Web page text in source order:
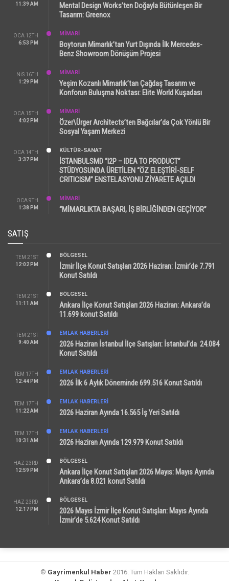
11:39 AM
Mental Design Works’ten Doğayla Bütünleşen Bir
Tasarım: Greenox
OCA 12TH
6:53 PM
MİMARİ
Boytorun Mimarlık’tan Yurt Dışında İlk Mercedes-
Benz Showroom Dönüşüm Projesi
NIS 16TH
1:29 PM
MİMARİ
Yeşim Kozanlı Mimarlık’tan Çağdaş Tasarım ve
Konforun Buluşma Noktası: Elite World Kuşadası
OCA 15TH
4:02 PM
MİMARİ
Özer\Ürger Architects’ten Bağcılar’da Çok Yönlü Bir
Sosyal Yaşam Merkezi
OCA 14TH
3:37 PM
KÜLTÜR-SANAT
İSTANBULSMD “I2P – IDEA TO PRODUCT”
STÜDYOSUNDA ÜRETİLEN “ÖZ ELEŞTİRİ-SELF
CRITICISM” ENSTELASYONU ZİYARETE AÇILDI
OCA 9TH
1:38 PM
MİMARİ
“MİMARLIKTA BAŞARI, İŞ BİRLİĞİNDEN GEÇİYOR”
SATIŞ
TEM 21ST
12:02 PM
BÖLGESEL
İzmir İlçe Konut Satışları 2026 Haziran: İzmir’de 7.791
Konut Satıldı
TEM 21ST
11:11 AM
BÖLGESEL
Ankara İlçe Konut Satışları 2026 Haziran: Ankara’da
11.699 konut Satıldı
TEM 21ST
9:40 AM
EMLAK HABERLERI
2026 Haziran İstanbul İlçe Satışları: İstanbul’da 24.084
Konut Satıldı
TEM 17TH
12:44 PM
EMLAK HABERLERI
2026 İlk 6 Aylık Döneminde 699.516 Konut Satıldı
TEM 17TH
11:22 AM
EMLAK HABERLERI
2026 Haziran Ayında 16.565 İş Yeri Satıldı
TEM 17TH
10:31 AM
EMLAK HABERLERI
2026 Haziran Ayında 129.979 Konut Satıldı
HAZ 23RD
12:59 PM
BÖLGESEL
Ankara İlçe Konut Satışları 2026 Mayıs: Mayıs Ayında
Ankara’da 8.021 konut Satıldı
HAZ 23RD
12:17 PM
BÖLGESEL
2026 Mayıs İzmir İlçe Konut Satışları: Mayıs Ayında
İzmir’de 5.624 Konut Satıldı
© Gayrimenkul Haber 2016. Tüm Hakları Saklıdır.